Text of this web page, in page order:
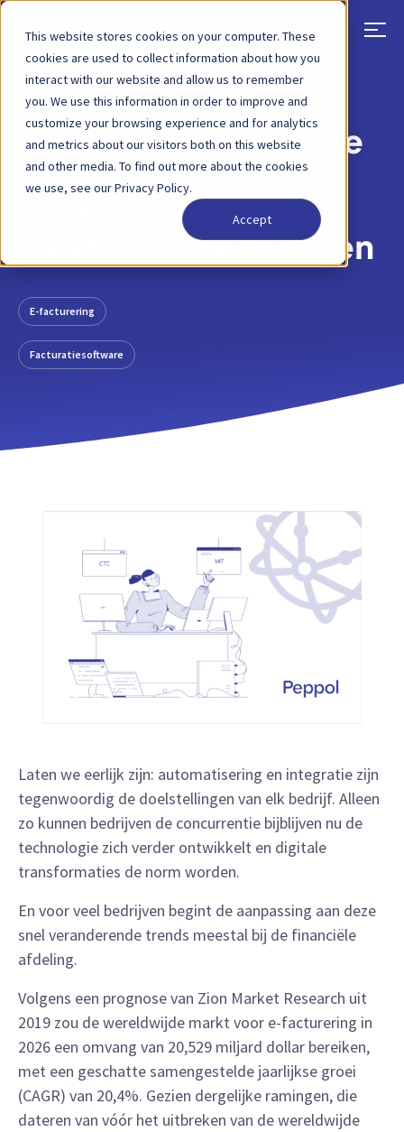
This website stores cookies on your computer. These
cookies are used to collect information about how you
interact with our website and allow us to remember
you. We use this information in order to improve and
customize your browsing experience and for analytics
and metrics about our visitors both on this website
and other media. To find out more about the cookies
we use, see our Privacy Policy.
Accept
TERUG BLOGBERICHT 9 FEBRUARI 2021
EDI en facturering: de
ontwikkeling van het
beheer van
elektronische facturen
E-facturering
Facturatiesoftware
Laten we eerlijk zijn: automatisering en integratie zijn
tegenwoordig de doelstellingen van elk bedrijf. Alleen
zo kunnen bedrijven de concurrentie bijblijven nu de
technologie zich verder ontwikkelt en digitale
transformaties de norm worden.
En voor veel bedrijven begint de aanpassing aan deze
snel veranderende trends meestal bij de financiële
afdeling.
Volgens een prognose van Zion Market Research uit
2019 zou de wereldwijde markt voor e-facturering in
2026 een omvang van 20,529 miljard dollar bereiken,
met een geschatte samengestelde jaarlijkse groei
(CAGR) van 20,4%. Gezien dergelijke ramingen, die
dateren van vóór het uitbreken van de wereldwijde